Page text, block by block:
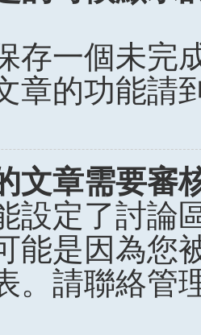
存一個未完
章的功能請
文章需要審
設定了討論
能是因為您
。請聯絡管